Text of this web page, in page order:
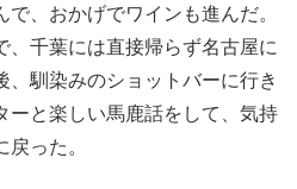
、おかげでワインも進んだ。
、千葉には直接帰らず名古屋に
、馴染みのショットバーに行き
ーと楽しい馬鹿話をして、気持
った。